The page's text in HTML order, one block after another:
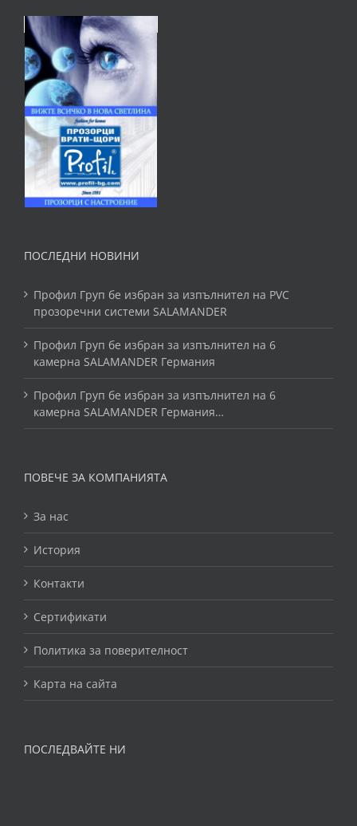
ПОСЛЕДНИ НОВИНИ
Профил Груп бе избран за изпълнител на PVC
прозоречни системи SALAMANDER
Профил Груп бе избран за изпълнител на 6
камерна SALAMANDER Германия
Профил Груп бе избран за изпълнител на 6
камерна SALAMANDER Германия…
ПОВЕЧЕ ЗА КОМПАНИЯТА
За нас
История
Контакти
Сертификати
Политика за поверителност
Карта на сайта
ПОСЛЕДВАЙТЕ НИ